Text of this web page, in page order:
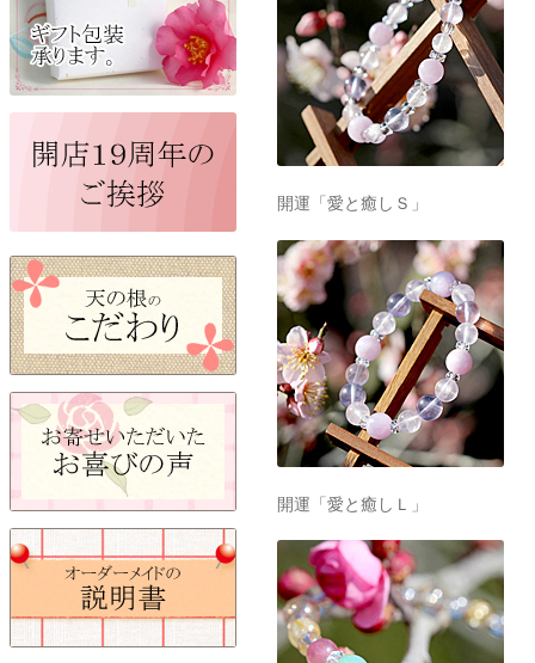
開運「愛と癒しＳ」
開運「愛と癒しＬ」